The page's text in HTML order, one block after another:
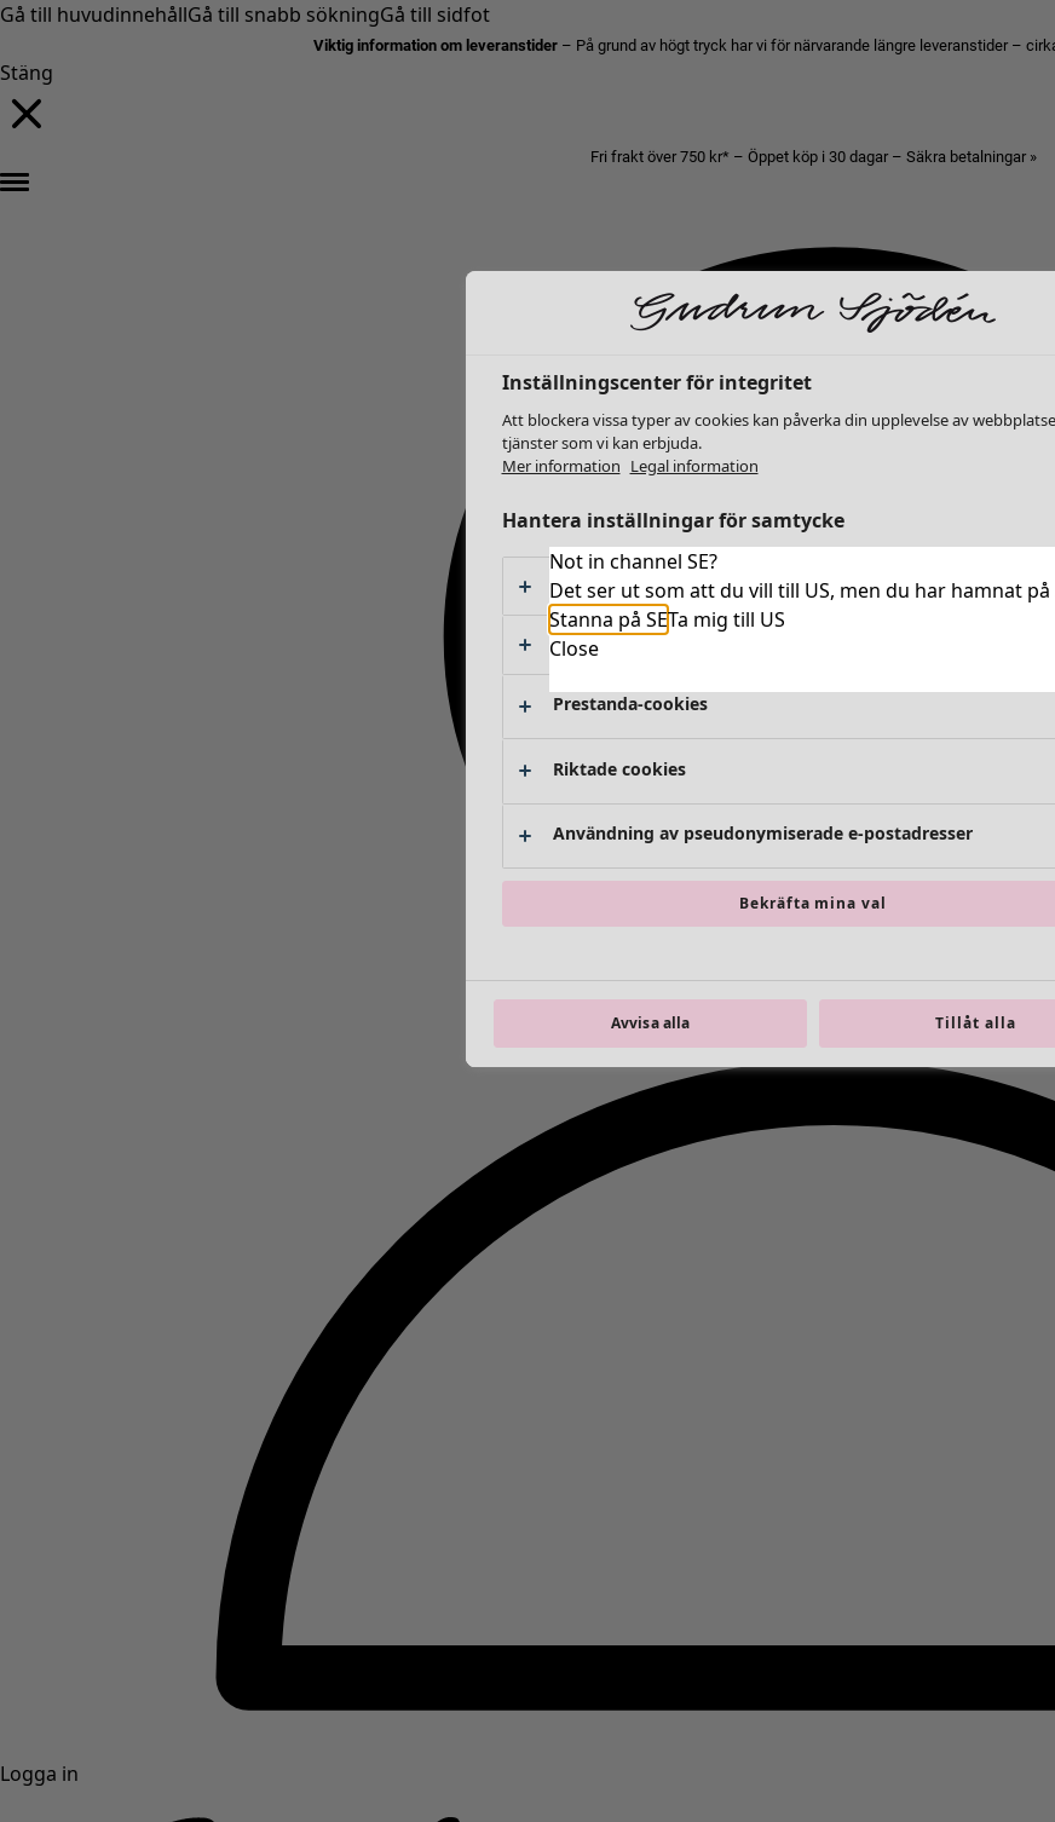
Gå till huvudinnehållGå till snabb sökningGå till sidfot
Viktig information om leveranstider – På grund av högt tryck har vi för närvarande längre leveranstider –
Stäng
Fri frakt över 750 kr* – Öppet köp i 30 dagar – Säkra betalningar »
Logga in
Not in channel SE?
Det ser ut som att du vill till US, men du har hamnat på
Stanna på SETa mig till US
Close
Inställningscenter för integritet
Att blockera vissa typer av cookies kan påverka din upplevelse av
tjänster som vi kan erbjuda.
Mer information Legal information
Hantera inställningar för samtycke
Absolut nödvändiga cookies
Funktionella cookies
Prestanda-cookies
Riktade cookies
Användning av pseudonymiserade e-postadresser
Bekräfta mina val
Avvisa alla Tillåt alla